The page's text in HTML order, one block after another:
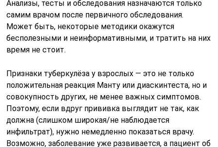
этом даже не знал.
Читайте также:
Диаскинтест
Категория
симптомов
Симптомы Описание